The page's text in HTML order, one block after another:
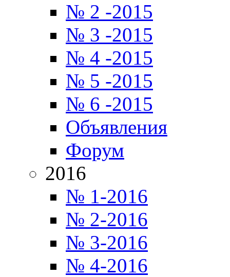
№ 2 -2015
№ 3 -2015
№ 4 -2015
№ 5 -2015
№ 6 -2015
Объявления
Форум
2016
№ 1-2016
№ 2-2016
№ 3-2016
№ 4-2016